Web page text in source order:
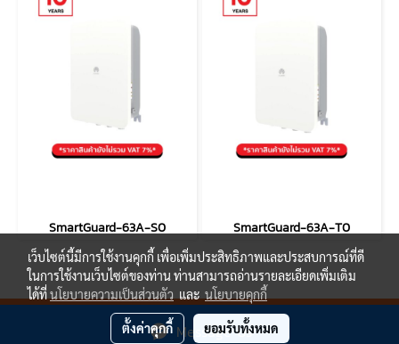
Message Us
SmartGuard-63A-S0 SmartGuard-63A-T0
@ Copyright 2021 J.T.N. ENERGY CO LTD.
เว็บไซต์นี้มีการใช้งานคุกกี้ เพื่อเพิ่มประสิทธิภาพและประสบการณ์ที่ดี
ในการใช้งานเว็บไซต์ของท่าน ท่านสามารถอ่านรายละเอียดเพิ่มเติม
ได้ที่นโยบายความเป็นส่วนตัว และ นโยบายคุกกี้
ตั้งค่าคุกกี้ ยอมรับทั้งหมด